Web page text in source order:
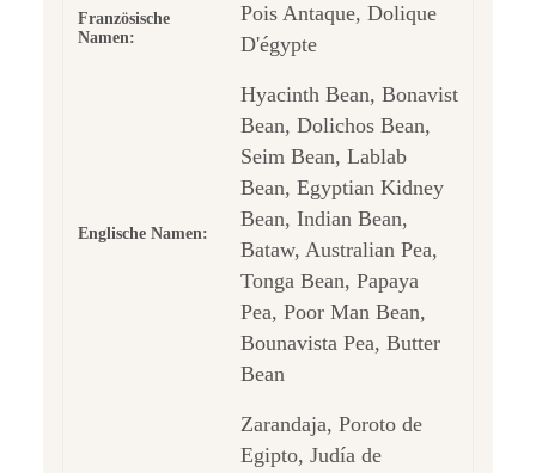
Französische
Namen:
Pois Antaque, Dolique
D'égypte
Englische Namen:
Hyacinth Bean, Bonavist
Bean, Dolichos Bean,
Seim Bean, Lablab
Bean, Egyptian Kidney
Bean, Indian Bean,
Bataw, Australian Pea,
Tonga Bean, Papaya
Pea, Poor Man Bean,
Bounavista Pea, Butter
Bean
Zarandaja, Poroto de
Egipto, Judía de